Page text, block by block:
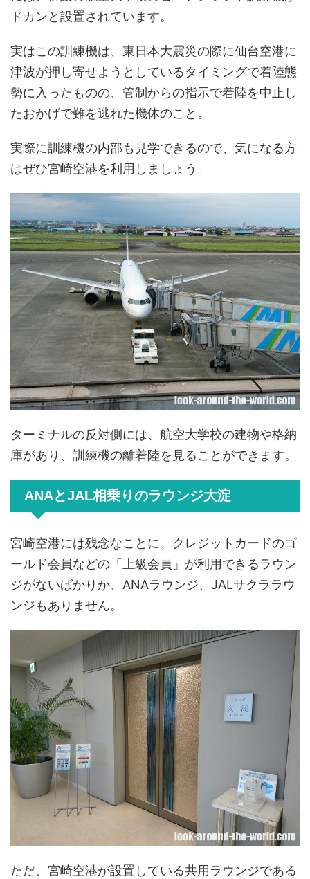
ドカンと設置されています。
実はこの訓練機は、東日本大震災の際に仙台空港に
津波が押し寄せようとしているタイミングで着陸態
勢に入ったものの、管制からの指示で着陸を中止し
たおかげで難を逃れた機体のこと。
実際に訓練機の内部も見学できるので、気になる方
はぜひ宮崎空港を利用しましょう。
ターミナルの反対側には、航空大学校の建物や格納
庫があり、訓練機の離着陸を見ることができます。
ANAとJAL相乗りのラウンジ大淀
宮崎空港には残念なことに、クレジットカードのゴ
ールド会員などの「上級会員」が利用できるラウン
ジがないばかりか、ANAラウンジ、JALサクララウ
ンジもありません。
ただ、宮崎空港が設置している共用ラウンジである